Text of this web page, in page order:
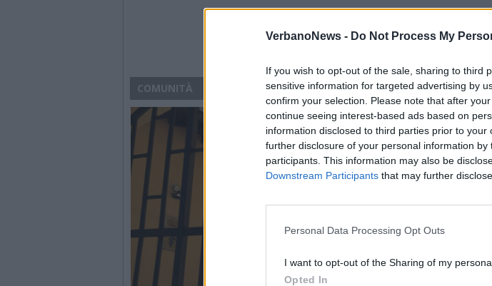
VerbanoNews - Do Not Process My
If you wish to opt-out of the sale, sharing to third
sensitive information for targeted advertising by
confirm your selection. Please note that after
continue seeing interest-based ads based on
information disclosed to third parties prior to
further disclosure of your personal information by
participants. This information may also be
Downstream Participants that may further
Personal Data Processing Opt Outs
I want to opt-out of the Sharing of my
Opted In
COMUNITÀ